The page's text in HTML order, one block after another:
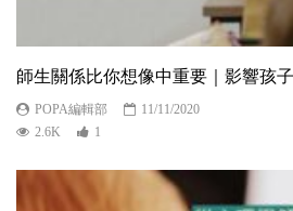
師生關係比你想像中重要｜影響孩
POPA編輯部
11/11/2020
2.6K
1